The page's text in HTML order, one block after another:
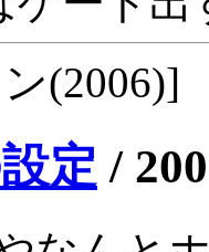
(2006)]
定 /